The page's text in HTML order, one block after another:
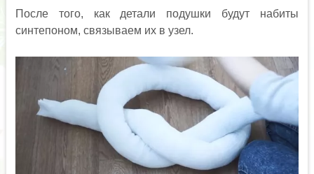
После того, как детали подушки будут набиты
синтепоном, связываем их в узел.